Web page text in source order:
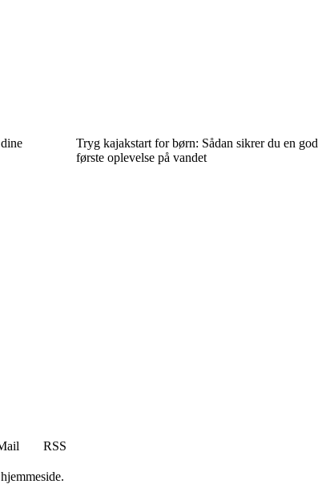
Tryg kajakstart for børn: Sådan sikrer du en god
første oplevelse på vandet
RSS